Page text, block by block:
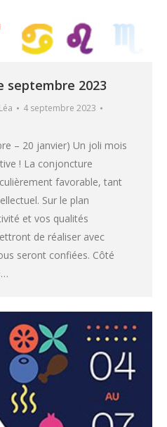
septembre 2023
Léa
4 septembre 2023
– 20 janvier) Un joli mois
! La conjoncture
favorable, tant
Sur le plan
et vos qualités
de réaliser avec
seront confiées. Côté